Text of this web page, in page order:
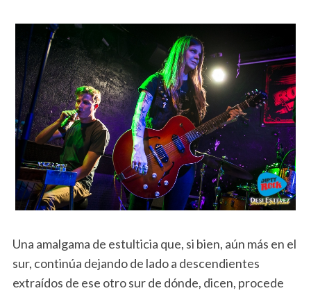
Una amalgama de estulticia que, si bien, aún más en el
sur, continúa dejando de lado a descendientes
extraídos de ese otro sur de dónde, dicen, procede